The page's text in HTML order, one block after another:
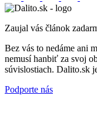
Zaujal vás článok
Bez vás to nedáme ani
nemusí hanbiť za svoj
súvislostiach. Dalito.sk
Podporte nás